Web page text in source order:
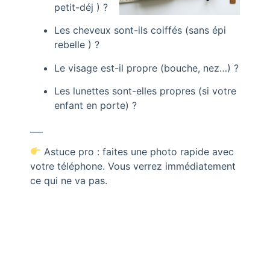
petit-déj ) ?
Les cheveux sont-ils coiffés (sans épi
rebelle ) ?
Le visage est-il propre (bouche, nez…) ?
Les lunettes sont-elles propres (si votre
enfant en porte) ?
Astuce pro : faites une photo rapide avec
votre téléphone. Vous verrez immédiatement
ce qui ne va pas.